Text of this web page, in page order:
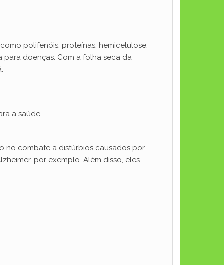
polifenóis, proteínas, hemicelulose,
para doenças. Com a folha seca da
a saúde.
no combate a distúrbios causados por
por exemplo. Além disso, eles